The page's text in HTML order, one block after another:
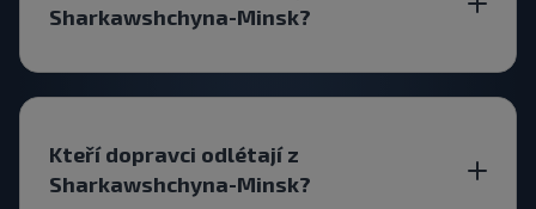
Sharkawshchyna-Minsk?
Kteří dopravci odlétají z
Sharkawshchyna-Minsk?